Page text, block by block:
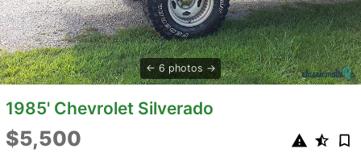
6 photos
1985' Chevrolet Silverado
$5,500